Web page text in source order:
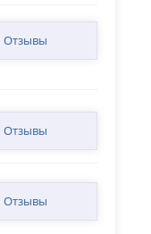
Отзывы
Отзывы
Отзывы